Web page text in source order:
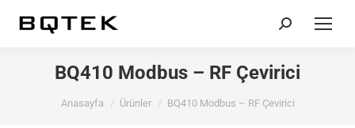
Search:
BQ410 Modbus – RF Çevirici
Anasayfa Ürünler BQ410 Modbus – RF Çevirici